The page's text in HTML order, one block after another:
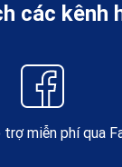
các kênh
trợ miễn phí qua